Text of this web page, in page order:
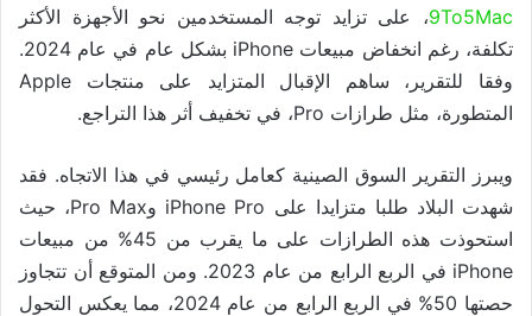
9To5Mac، على تزايد توجه المستخدمين نحو الأجهزة الأكثر
تكلفة، رغم انخفاض مبيعات iPhone بشكل عام في عام 2024.
وفقا للتقرير، ساهم الإقبال المتزايد على منتجات Apple
المتطورة، مثل طرازات Pro، في تخفيف أثر هذا التراجع.
ويبرز التقرير السوق الصينية كعامل رئيسي في هذا الاتجاه. فقد
شهدت البلاد طلبا متزايدا على iPhone Pro وPro Max، حيث
استحوذت هذه الطرازات على ما يقرب من 45% من مبيعات
iPhone في الربع الرابع من عام 2023. ومن المتوقع أن تتجاوز
حصتها 50% في الربع الرابع من عام 2024، مما يعكس التحول